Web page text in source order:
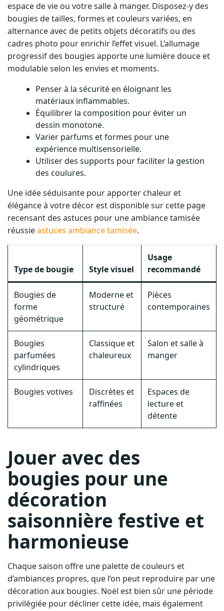
espace de vie ou votre salle à manger. Disposez-y des
bougies de tailles, formes et couleurs variées, en
alternance avec de petits objets décoratifs ou des
cadres photo pour enrichir l’effet visuel. L’allumage
progressif des bougies apporte une lumière douce et
modulable selon les envies et moments.
Penser à la sécurité en éloignant les
matériaux inflammables.
Équilibrer la composition pour éviter un
dessin monotone.
Varier parfums et formes pour une
expérience multisensorielle.
Utiliser des supports pour faciliter la gestion
des coulures.
Une idée séduisante pour apporter chaleur et
élégance à votre décor est disponible sur cette page
recensant des astuces pour une ambiance tamisée
réussieastuces ambiance tamisée.
Type de bougie Style visuel
Usage
recommandé
Bougies de
forme
géométrique
Moderne et
structuré
Pièces
contemporaines
Bougies
parfumées
cylindriques
Classique et
chaleureux
Salon et salle à
manger
Bougies votives
Discrètes et
raffinées
Espaces de
lecture et
détente
Jouer avec des
bougies pour une
décoration
saisonnière festive et
harmonieuse
Chaque saison offre une palette de couleurs et
d’ambiances propres, que l’on peut reproduire par une
décoration aux bougies. Noël est bien sûr une période
privilégiée pour décliner cette idée, mais également